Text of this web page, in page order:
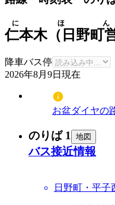
仁本木（日野町
にほ
降車バス停
2026年8月9日 現在
お盆ダイヤの
のりば 1 地図
バス接近情報
日野町・平子